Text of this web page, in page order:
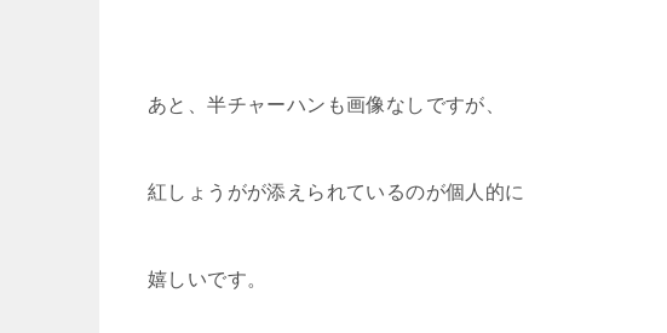
あと、半チャーハンも画像なしですが、
紅しょうがが添えられているのが個人的に
嬉しいです。